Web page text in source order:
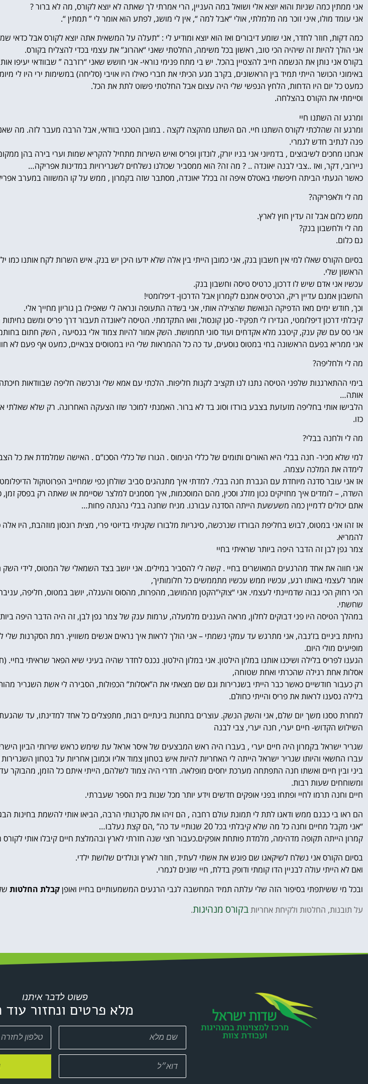
אני ממתין כמה שניות והוא יוצא אלי ושואל במה העניין, הרי אמרתי לך שאתה לא יוצא לקורס, מה לא ברור ?
אני עומד מולו, איני זוכר מה מלמלתי, אולי “אבל למה “, אין לי מושג, לפתע הוא אומר לי ” תמתין “.
כמה דקות, חוזר לחדר, אני שומע דיבורים ואז הוא יוצא ומודיע לי : “תעלה על המשאית אתה יוצא לקורס אבל כדאי
אני הולך להיות זה שיהיה הכי טוב, ראשון בכל משימה, החלטתי שאני “אהרוג” את עצמי בכדי להצליח בקורס.
בקורס אני נותן את הנשמה חייב להצטיין בהכל. יש בי מתח פנימי נוראי- אני חושש שאני “רזרבה ” שבוודאי יעיפו
באימוני הכושר הייתי תמיד בין הראשונים, בקרב מגע הכיתי את חברי כאילו היו אויבי (סליחה) במשימות ירי היו לי
כמעט כל יום היו הדחות, הלחץ הנפשי שלי היה עצום אבל החלטתי פשוט לתת את הכל.
וסיימתי את הקורס בהצלחה.
ומרגע זה השתנו חיי
ומרגע זה שהלכתי לקורס השתנו חיי. הם השתנו מהקצה לקצה . במובן הטכני בוודאי, אבל הרבה מעבר לזה. מה
פנה לנתיב חדש לגמרי.
אנחנו מחכים לשיבוצים , בדמיוני אני בניו יורק, לונדון ופריס ואיש השירות מתחיל להקריא שמות וערי בירה בהן
ניירובי, דקר, ואז ..צבי לבנה יאונדה .. ? מה זה? הוא ממסביר שכולנו נשלחים לשגרירויות במדינות אפריקה…
כאשר הגעתי הביתה חיפשתי באטלס איפה זה בכלל יאונדה, מסתבר שזה בקמרון , ממש על קו המשווה במערב
מה לי ולאפריקה?
ממש כלום אבל זה עדין חוץ לארץ.
מה לי ולחשבון בנק?
גם כלום.
בסיום הקורס שאלו למי אין חשבון בנק, אני כמובן הייתי בין אלה שלא ידעו היכן יש בנק. איש השרות לקח אותנו
הראשון שלי.
עכשיו אני אדם שיש לו דרכון, כרטיס טיסה וחשבון בנק.
החשבון אמנם עדיין ריק, הכרטיס אמנם לקמרון אבל הדרכון- דיפלומטי!
וכך, חודש ימים מאז הדפיקה הנואשת שהצילה אותי, אני בשדה התעופה ונראה לי שאפילו בן גוריון מחייך אלי.
קיבלתי דרכון דיפלומטי, הגדירו לי תפקיד- סגן קונסול, וואו התקדמתי. הטיסה ליאונדה תעבור דרך פריס ומשם
אני טס עם שק ענק, קיטבג מלא אקדחים ועוד סוגי תחמושת. השק אמור להיות צמוד אלי בנסיעה , השק חתום
אני ממריא בפעם הראשונה בחי במטוס נוסעים, עד כה כל ההמראות שלי היו במטוסים צבאיים, כמעט אף פעם לא
מה לי ולחליפה?
בימי ההתארגנות שלפני הטיסה נתנו לנו תקציב לקנות חליפות. הלכתי עם אמא שלי ונרכשה חליפה שבוודאות
אותה…
הלבישו אותי בחליפה מזעזעת בצבע בורדו וסוג בד לא ברור. האמנתי למוכר שזו הצעקה האחרונה. רק שלא שאלתי
כזו.
מה לי ולחנה בבלי?
למי שלא מכיר- חנה בבלי היא האורים ותומים של כללי הנימוס . הגורו של כללי הסכו”ם . האישה שמלמדת את כל
לימדה את המלכה עצמה.
אז אני עובר סדנה מיוחדת עם הגברת חנה בבלי. למדתי איך מתנהגים סביב שולחן כפי שמחייב הפרוטוקול
השדה, – לומדים איך מחזיקים נכון מזלג וסכין, מהם המוסכמות, איך מסמנים למלצר שסיימת או שאתה רק בפסק
אתם יכולים לדמיין כמה משעשעת הייתה הסדנה עבורנו. מניח שחנה בבלי נהנתה פחות…
אז זהו אני במטוס, לבוש בחליפת הבורדו שנרכשה, סיגריות מלבורו שקניתי בדיוטי פרי, מצית רונסון מוזהבת,
להמריא.
צמר גפן לבן זה הדבר היפה ביותר שראיתי בחיי
אני חווה את אחד מהרגעים המאושרים בחיי . קשה לי להסביר במילים. אני יושב בצד השמאלי של המטוס, לידי
אומר לעצמי באותו רגע, עכשיו ממש עכשיו מתממשים כל חלומותיך,
הכי רחוק הכי גבוה שדמיינתי לעצמי. אני “צוקי”הקטן מהמושב, מהפרות, מהסוס והעגלה, יושב במטוס, חליפה,
שחשתי.
במהלך הטיסה היו פני דבוקים לחלון, מראה העננים מלמעלה, ערמות ענק של צמר גפן לבן, זה היה הדבר היפה
נחיתת ביניים בז’נבה, אני מתרגש עד עמקי נשמתי – אני הולך לראות איך נראים אנשים משוויץ. רמת הסקרנות שלי
מופיעים מולי היום.
הגענו לפריס בלילה ושיכנו אותנו במלון הילטון. אני במלון הילטון. נכנס לחדר שהיה בעיני שיא הפאר שראיתי
אסלות אחת רגילה שהכרתי ואחת שטוחה,
רק כעבור חודשיים כאשר כבר הייתי בשגרירות וגם שם מצאתי את ה”אסלות” הכפולות, הסבירה לי אשת השגריר
בלילה נסענו לראות את פריס והייתי כחולם.
למחרת טסנו משך יום שלם, אני והשק הנשק. עוצרים בתחנות בינתיים רבות, מתפצלים כל אחד למדינתו, עד
השילוש הקדוש- חיים יערי, חנה יערי, צבי לבנה
שגריר ישראל בקמרון היה חיים יערי , בעברו היה ראש המבצעים של איסר אראל עת שימש כראש שירותי הביון
עברו החשאי והיותו שגריר ישראל הייתה לי האחריות להיות איש בטחון צמוד אליו וכמובן אחריות על בטחון השגרירות
ביני ובין חיים ואשתו חנה התפתחה מערכת יחסים מופלאה. חדרי היה צמוד לשלהם, הייתי איתם כל הזמן, מהבוקר
ומשוחחים שעות רבות.
חיים וחנה תרמו לחיי ופתחו בפני אופקים חדשים וידע יותר מכל שנות בית הספר שעברתי.
הם ראו בי כבנם ממש ודאגו לתת לי תמונת עולם רחבה , הם זיהו את סקרנותי הרבה, הביאו אותי להשמת בחינות
“אני מקבל מחיים וחנה כל מה שלא קיבלתי בכל 20 שנותיי עד כה” ,הם קצת נעלבו…
קמרון הייתה תקופה מדהימה, מלמדת פותחת אופקים.כעבור חצי שנה חזרתי לארץ ובהמלצת חיים קיבלו אותי לקורס
בסיום הקורס אני נשלח לשיקאגו שם פוגש את אשתי לעתיד, חוזר לארץ ונולדים שלושת ילדי.
ואם לא הייתי עולה לבניין הדו קומתי ודופק בדלת, חיי שונים לגמרי.
ובכל מי ששיתפתי בסיפור הזה שלי עלתה תמיד המחשבה לגבי הרגעים המשמעותיים בחייו ואופןקבלת החלטות
על תובנות, החלטות ולקיחת אחריותבקורס מנהיגות.
פשוט לדבר איתנו
מלא פרטים ונחזור עוד